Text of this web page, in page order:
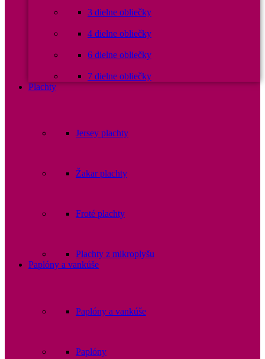
3 dielne obliečky
4 dielne obliečky
6 dielne obliečky
7 dielne obliečky
Plachty
Jersey plachty
Žakar plachty
Froté plachty
Plachty z mikroplyšu
Paplóny a vankúše
Paplóny a vankúše
Paplóny